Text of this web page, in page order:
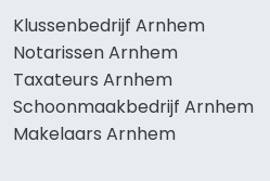
Klussenbedrijf Arnhem
Notarissen Arnhem
Taxateurs Arnhem
Schoonmaakbedrijf Arnhem
Makelaars Arnhem